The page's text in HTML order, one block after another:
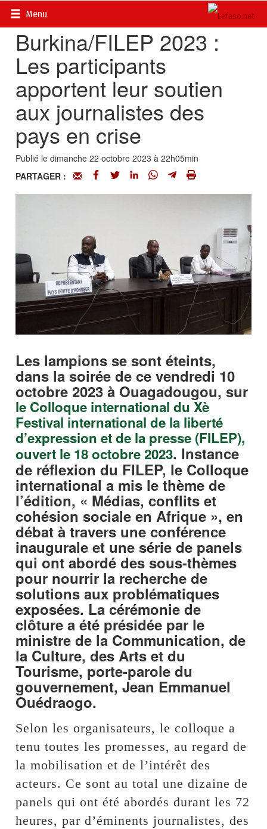
Menu
Accueil>
Burkina/FILEP 2023 :
Les participants
apportent leur soutien
aux journalistes des
pays en crise
Publié le dimanche 22 octobre 2023 à 22h05min
PARTAGER :
Les lampions se sont éteints,
dans la soirée de ce vendredi 10
octobre 2023 à Ouagadougou, sur
le Colloque international du Xè
Festival international de la liberté
d’expression et de la presse (FILEP),
ouvert le 18 octobre 2023. Instance
de réflexion du FILEP, le Colloque
international a mis le thème de
l’édition, « Médias, conflits et
cohésion sociale en Afrique », en
débat à travers une conférence
inaugurale et une série de panels
qui ont abordé des sous-thèmes
pour nourrir la recherche de
solutions aux problématiques
exposées. La cérémonie de
clôture a été présidée par le
ministre de la Communication, de
la Culture, des Arts et du
Tourisme, porte-parole du
gouvernement, Jean Emmanuel
Ouédraogo.
Selon les organisateurs, le colloque a
tenu toutes les promesses, au regard de
la mobilisation et de l’intérêt des
acteurs. Ce sont au total une dizaine de
panels qui ont été abordés durant les 72
heures, par d’éminents journalistes, des